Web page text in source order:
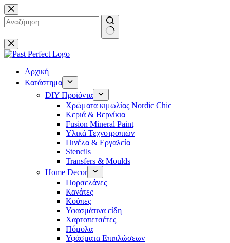
Μετάβαση
στο
περιεχόμενο
No
results
Αρχική
Κατάστημα
DIY Προϊόντα
Χρώματα κιμωλίας Nordic Chic
Κεριά & Βερνίκια
Fusion Mineral Paint
Υλικά Τεχνοτροπιών
Πινέλα & Εργαλεία
Stencils
Transfers & Moulds
Home Decor
Πορσελάνες
Κανάτες
Κούπες
Υφασμάτινα είδη
Χαρτοπετσέτες
Πόμολα
Υφάσματα Επιπλώσεων